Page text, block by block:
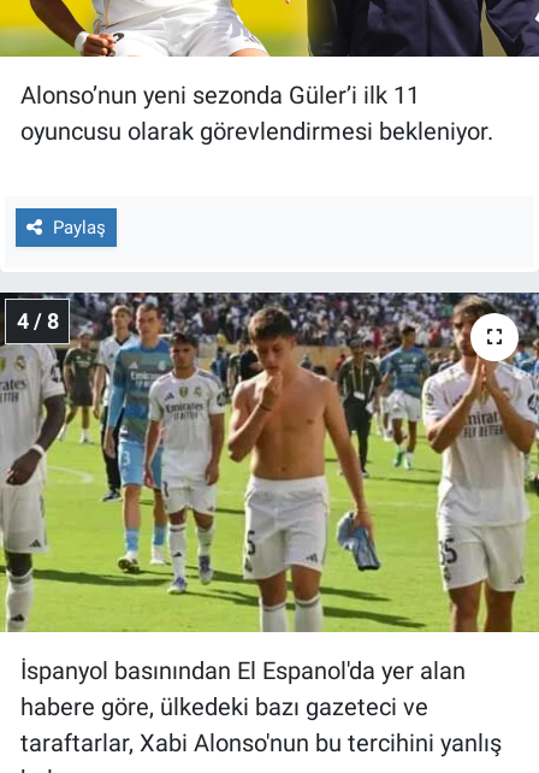
Alonso’nun yeni sezonda Güler’i ilk 11
oyuncusu olarak görevlendirmesi bekleniyor.
Paylaş
4 / 8
İspanyol basınından El Espanol'da yer alan
habere göre, ülkedeki bazı gazeteci ve
taraftarlar, Xabi Alonso'nun bu tercihini yanlış